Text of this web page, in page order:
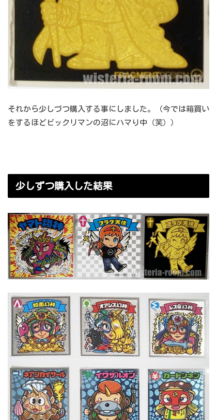
それから少しづつ購入する事にしました。（今では箱買い
をするほどビックリマンの沼にハマり中（笑））
少しずつ購入した結果